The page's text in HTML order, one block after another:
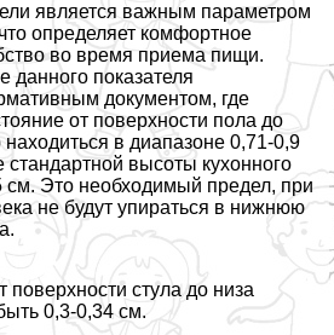
является важным параметром
определяет комфортное
во время приема пищи.
данного показателя
документом, где
от поверхности пола до
в диапазоне 0,71-0,9
высоты кухонного
см. Это необходимый предел, при
не будут упираться в нижнюю
поверхности стула до низа
0,3-0,34 см.